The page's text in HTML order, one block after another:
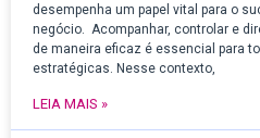
desempenha um papel vital para o
negócio. Acompanhar, controlar e
de maneira eficaz é essencial para
estratégicas. Nesse contexto,
LEIA MAIS »